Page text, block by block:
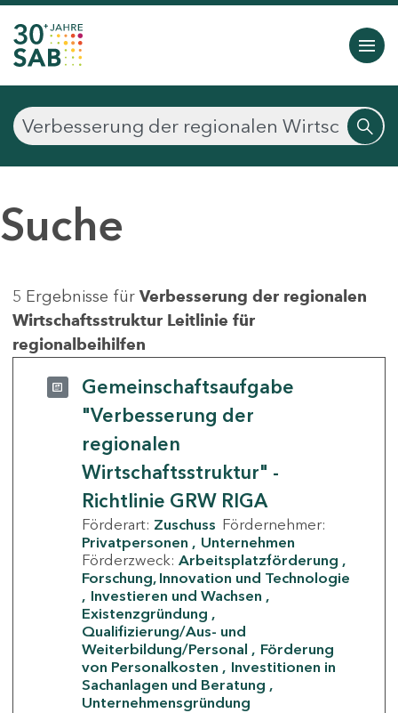
Suche
5 Ergebnisse für Verbesserung der regionalen
Wirtschaftsstruktur Leitlinie für
regionalbeihilfen
Gemeinschaftsaufgabe
"Verbesserung der
regionalen
Wirtschaftsstruktur" -
Richtlinie GRW RIGA
Förderart: Zuschuss Fördernehmer:
Privatpersonen
Unternehmen
Förderzweck: Arbeitsplatzförderung
Forschung, Innovation und Technologie
Investieren und Wachsen
Existenzgründung
Qualifizierung/Aus- und
Weiterbildung/Personal
Förderung
von Personalkosten
Investitionen in
Sachanlagen und Beratung
Unternehmensgründung